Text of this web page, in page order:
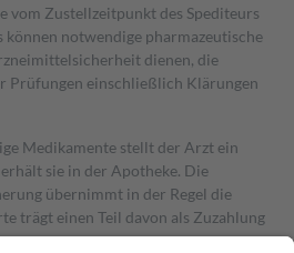
vom Zustellzeitpunkt des Spediteurs
können notwendige pharmazeutische
dienen, die
Prüfungen einschließlich Klärungen
Medikamente stellt der Arzt ein
sie in der Apotheke. Die
übernimmt in der Regel die
trägt einen Teil davon als Zuzahlung